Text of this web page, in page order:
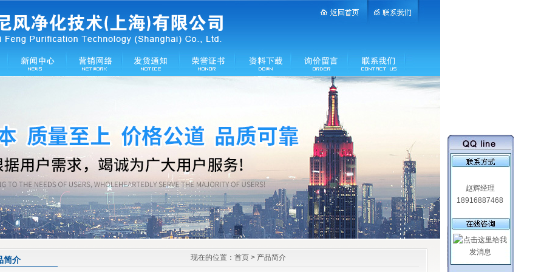
赵辉经理
18916887468
简介 现在的位置： 首页 > 产品简介